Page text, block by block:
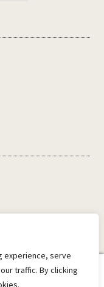
experience, serve
traffic. By clicking
0